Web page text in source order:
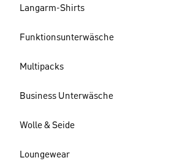
Langarm-Shirts
Funktionsunterwäsche
Multipacks
Business Unterwäsche
Wolle & Seide
Loungewear